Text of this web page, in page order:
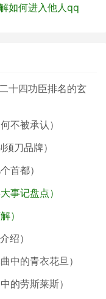
如何进入他人qq
十四功臣排名的玄
不被承认）
刀品牌）
首都）
事记盘点）
）
绍）
中的青衣花旦）
的劳斯莱斯）